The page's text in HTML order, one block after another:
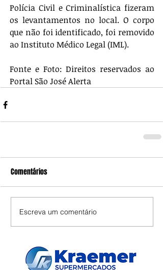
Polícia Civil e Criminalística fizeram
os levantamentos no local. O corpo
que não foi identificado, foi removido
ao Instituto Médico Legal (IML).
Fonte e Foto: Direitos reservados ao
Portal São José Alerta
Comentários
Escreva um comentário